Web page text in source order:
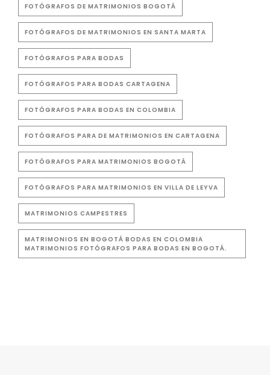
FOTÓGRAFOS DE MATRIMONIOS BOGOTÁ
FOTÓGRAFOS DE MATRIMONIOS EN SANTA MARTA
FOTÓGRAFOS PARA BODAS
FOTÓGRAFOS PARA BODAS CARTAGENA
FOTÓGRAFOS PARA BODAS EN COLOMBIA
FOTÓGRAFOS PARA DE MATRIMONIOS EN CARTAGENA
FOTÓGRAFOS PARA MATRIMONIOS BOGOTÁ
FOTÓGRAFOS PARA MATRIMONIOS EN VILLA DE LEYVA
MATRIMONIOS CAMPESTRES
MATRIMONIOS EN BOGOTÁ BODAS EN COLOMBIA
MATRIMONIOS FOTÓGRAFOS PARA BODAS EN BOGOTÁ.